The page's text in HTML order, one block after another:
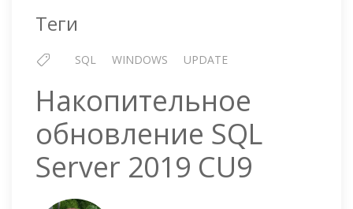
Теги
SQL WINDOWS UPDATE
Накопительное
обновление SQL
Server 2019 CU9